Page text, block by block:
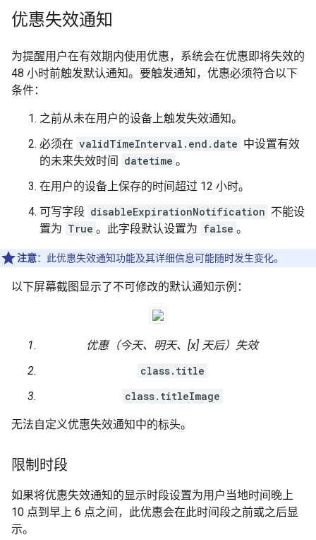
优惠失效通知
为提醒用户在有效期内使用优惠，系统会在优惠即将失效的
48 小时前触发默认通知。要触发通知，优惠必须符合以下
条件：
之前从未在用户的设备上触发失效通知。
必须在 validTimeInterval.end.date 中设置有效
的未来失效时间 datetime 。
在用户的设备上保存的时间超过 12 小时。
可写字段 disableExpirationNotification 不能设
置为 True 。此字段默认设置为 false 。
注意：此优惠失效通知功能及其详细信息可能随时发生变化。
以下屏幕截图显示了不可修改的默认通知示例：
优惠（今天、明天、[x] 天后）失效
class.title
class.titleImage
无法自定义优惠失效通知中的标头。
限制时段
如果将优惠失效通知的显示时段设置为用户当地时间晚上
10 点到早上 6 点之间，此优惠会在此时间段之前或之后显
示。